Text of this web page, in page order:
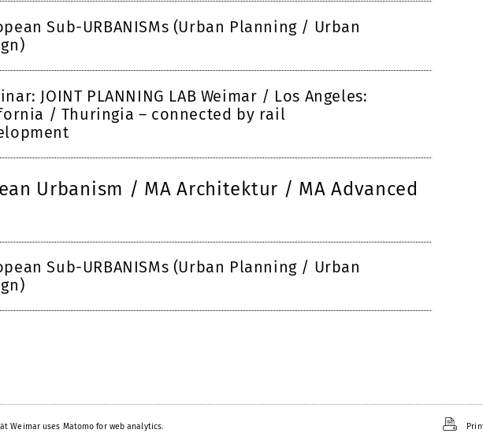
Sub-URBANISMs (Urban Planning / Urban
JOINT PLANNING LAB Weimar / Los Angeles:
/ Thuringia – connected by rail
Urbanism / MA Architektur / MA Advanced
Sub-URBANISMs (Urban Planning / Urban
Weimar uses Matomo for web analytics.